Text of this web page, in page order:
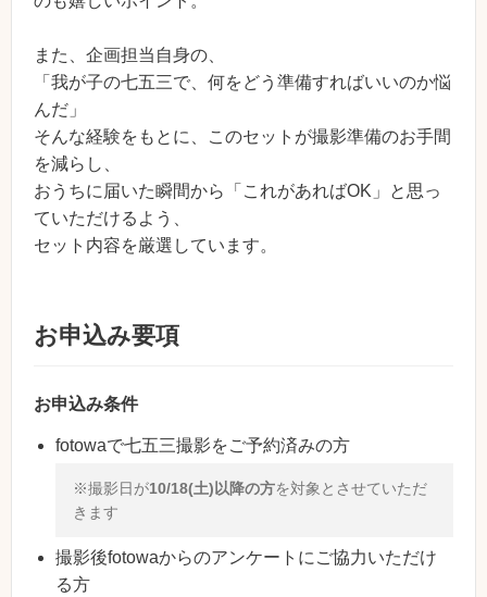
また、企画担当自身の、
「我が子の七五三で、何をどう準備すればいいのか悩
んだ」
そんな経験をもとに、このセットが撮影準備のお手間
を減らし、
おうちに届いた瞬間から「これがあればOK」と思っ
ていただけるよう、
セット内容を厳選しています。
お申込み要項
お申込み条件
fotowaで七五三撮影をご予約済みの方
※撮影日が10/18(土)以降の方を対象とさせていただ
きます
撮影後fotowaからのアンケートにご協力いただけ
る方